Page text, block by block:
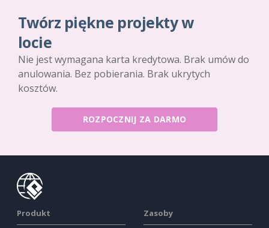
Twórz piękne projekty w
locie
Nie jest wymagana karta kredytowa. Brak umów do
anulowania. Bez pobierania. Brak ukrytych
kosztów.
ROZPOCZNIJ ZA DARMO
Produkt Zasoby